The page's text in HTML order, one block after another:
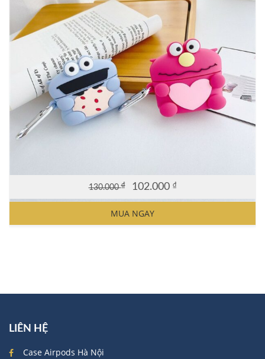
130.000₫
Original
was:
102.000 ₫
Current
is:
MUA NGAY
LIÊN HỆ
Case Airpods Hà Nội